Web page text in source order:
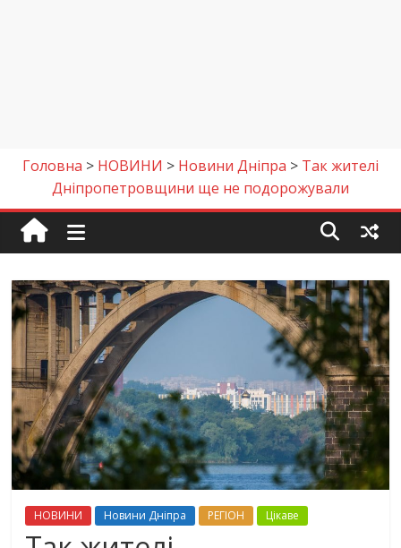
Головна > НОВИНИ > Новини Дніпра > Так жителі
Дніпропетровщини ще не подорожували
НОВИНИ Новини Дніпра РЕГІОН Цікаве